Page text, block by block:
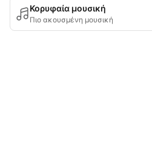
Κορυφαία μουσική
Πιο ακουσμένη μουσική